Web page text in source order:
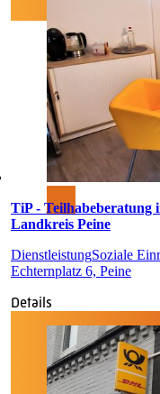
TiP - Teilhabeberatung
Landkreis Peine
DienstleistungSoziale
Echternplatz 6, Peine
Details